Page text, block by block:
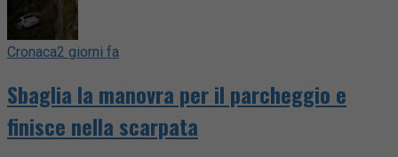
Cronaca2 giorni fa
Sbaglia la manovra per il parcheggio e
finisce nella scarpata